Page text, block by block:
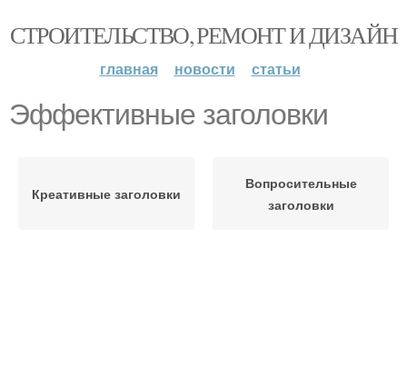
СТРОИТЕЛЬСТВО, РЕМОНТ И ДИЗАЙН
главная новости статьи
Эффективные заголовки
Креативные заголовки
Вопросительные
заголовки